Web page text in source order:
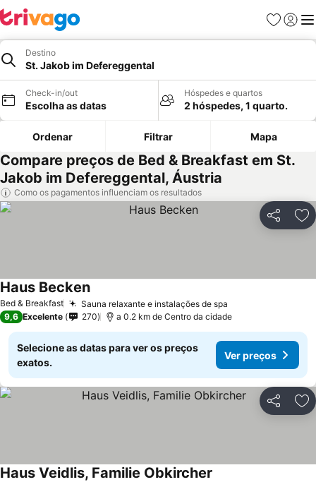
Favoritos
Iniciar
Destino
St. Jakob im Defereggental
Check-in/out
Escolha as datas
Hóspedes e quartos
2 hóspedes, 1 quarto.
Ordenar Filtrar Mapa
Compare preços de Bed & Breakfast em St.
Jakob im Defereggental, Áustria
Como os pagamentos influenciam os resultados
Partilhar
Bed & Breakfast Sauna relaxante e instalações de spa
Haus Becken
9,6 Excelente 270 a 0.2 km de Centro da cidade
Selecione as datas para ver os preços
exatos.
Ver preços
Partilhar
Haus Veidlis, Familie Obkircher